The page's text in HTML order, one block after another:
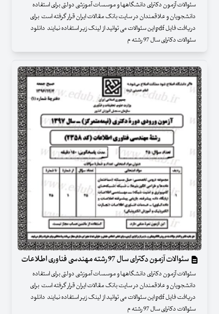
سئوالات آزمون دکترای دانشگاهها و موسسات آموزشی دولتی برای استفاده
دانشجویان و علاقمندان در سایت بانک مقالات ایران قرار گرفته است برای
دریافت فایل pdf این سئوالات می توانید از لینک زیر استفاده نمایند دانلود
سئوالات دکترای سال 97 رشته م
سئوالات آزمون دکترای سال 97 رشته مهندسی فناوری اطلاعات
سئوالات آزمون دکترای دانشگاهها و موسسات آموزشی دولتی برای استفاده
دانشجویان و علاقمندان در سایت بانک مقالات ایران قرار گرفته است برای
دریافت فایل pdf این سئوالات می توانید از لینک زیر استفاده نمایند دانلود
سئوالات دکترای سال 97 رشته م